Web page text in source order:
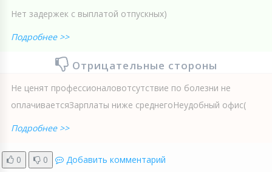
Нет задержек с выплатой отпускных)
Подробнее >>
Отрицательные стороны
Не ценят профессионаловотсутствие по болезни не
оплачиваетсяЗарплаты ниже среднегоНеудобный офис(
Подробнее >>
0 0 Добавить комментарий